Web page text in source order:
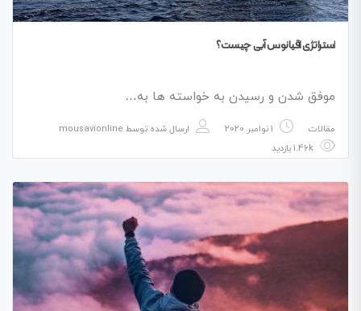
استراتژی اقیانوس آبی چیست؟
موفق شدن و رسیدن به خواسته‌ ها به…
مقالات 1 نوامبر 2020 ارسال شده توسط mousavionline